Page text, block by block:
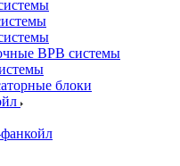
ВРВ системы
блоки